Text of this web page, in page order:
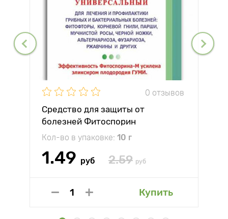
0 отзывов
Средство для защиты от
болезней Фитоспорин
Кол-во в упаковке: 10 г
1.49 руб 2.59 руб
Купить